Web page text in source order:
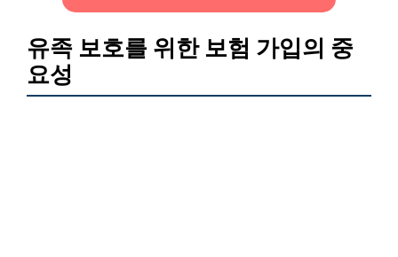
유족 보호를 위한 보험 가입의 중
요성